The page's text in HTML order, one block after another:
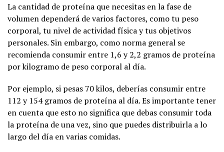
La cantidad de proteína que necesitas en la fase de
volumen dependerá de varios factores, como tu peso
corporal, tu nivel de actividad física y tus objetivos
personales. Sin embargo, como norma general se
recomienda consumir entre 1,6 y 2,2 gramos de proteína
por kilogramo de peso corporal al día.
Por ejemplo, si pesas 70 kilos, deberías consumir entre
112 y 154 gramos de proteína al día. Es importante tener
en cuenta que esto no significa que debas consumir toda
la proteína de una vez, sino que puedes distribuirla a lo
largo del día en varias comidas.